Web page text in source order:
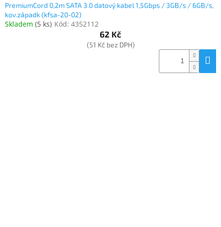
PremiumCord 0,2m SATA 3.0 datový kabel 1,5Gbps / 3GB/s / 6GB/s,
kov.západk (kfsa-20-02)
Skladem (5 ks) Kód: 4352112
62 Kč
(51 Kč bez DPH)